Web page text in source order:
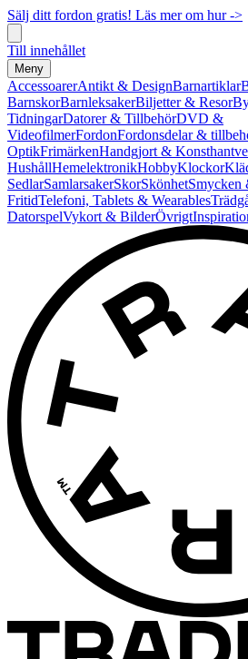
Sälj ditt fordon gratis! Läs mer om hur ->
Till innehållet
Meny
AccessoarerAntikt & DesignBarnartiklar
BarnskorBarnleksakerBiljetter & Resor
TidningarDatorer & TillbehörDVD &
VideofilmerFordonFordonsdelar &
OptikFrimärkenHandgjort &
HushållHemelektronikHobbyKlockor
SedlarSamlarsakerSkorSkönhetSmycken
FritidTelefoni, Tablets & Wearables
DatorspelVykort & BilderÖvrigt